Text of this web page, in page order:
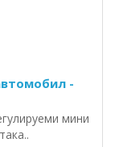
-
мини